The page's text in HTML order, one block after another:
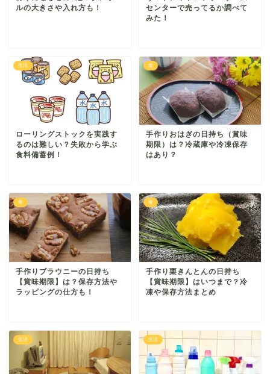
ルの大きさや入れ方も！
センターで売ってるか調べて
みた！
生活
ローリングストックを実践す
るのは難しい？失敗から学ぶ
食料備蓄例！
食
手作りおはぎの日持ち（賞味
期限）は？冷蔵庫や冷凍保存
はあり？
食
手作りブラウニーの日持ち
【賞味期限】は？保存方法や
ラッピングの仕方も！
食
手作り栗きんとんの日持ち
【賞味期限】はいつまで？冷
凍や保存方法まとめ
生活 生活